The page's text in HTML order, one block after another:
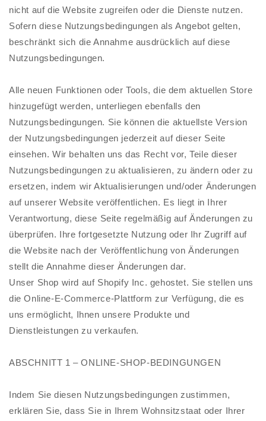
nicht auf die Website zugreifen oder die Dienste nutzen.
Sofern diese Nutzungsbedingungen als Angebot gelten,
beschränkt sich die Annahme ausdrücklich auf diese
Nutzungsbedingungen.
Alle neuen Funktionen oder Tools, die dem aktuellen Store
hinzugefügt werden, unterliegen ebenfalls den
Nutzungsbedingungen. Sie können die aktuellste Version
der Nutzungsbedingungen jederzeit auf dieser Seite
einsehen. Wir behalten uns das Recht vor, Teile dieser
Nutzungsbedingungen zu aktualisieren, zu ändern oder zu
ersetzen, indem wir Aktualisierungen und/oder Änderungen
auf unserer Website veröffentlichen. Es liegt in Ihrer
Verantwortung, diese Seite regelmäßig auf Änderungen zu
überprüfen. Ihre fortgesetzte Nutzung oder Ihr Zugriff auf
die Website nach der Veröffentlichung von Änderungen
stellt die Annahme dieser Änderungen dar.
Unser Shop wird auf Shopify Inc. gehostet. Sie stellen uns
die Online-E-Commerce-Plattform zur Verfügung, die es
uns ermöglicht, Ihnen unsere Produkte und
Dienstleistungen zu verkaufen.
ABSCHNITT 1 – ONLINE-SHOP-BEDINGUNGEN
Indem Sie diesen Nutzungsbedingungen zustimmen,
erklären Sie, dass Sie in Ihrem Wohnsitzstaat oder Ihrer